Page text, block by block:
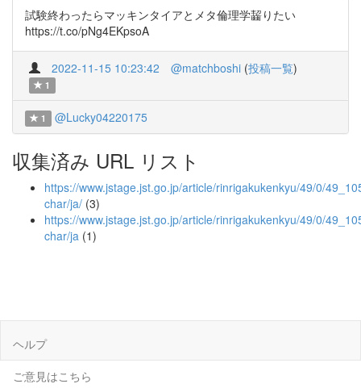
試験終わったらマッキンタイアとメタ倫理学齧りたい
https://t.co/pNg4EKpsoA
2022-11-15 10:23:42 @matchboshi (投稿一覧)
1
1 @Lucky04220175
収集済み URL リスト
https://www.jstage.jst.go.jp/article/rinrigakukenkyu/49/0/
char/ja/ (3)
https://www.jstage.jst.go.jp/article/rinrigakukenkyu/49/0/
char/ja (1)
ヘルプ
ご意見はこちら